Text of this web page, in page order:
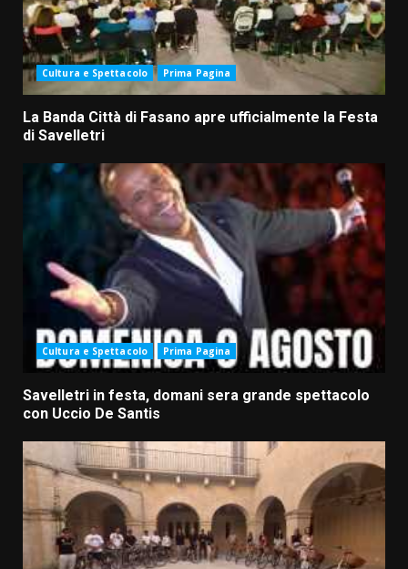
Cultura e Spettacolo Prima Pagina
La Banda Città di Fasano apre ufficialmente la Festa
di Savelletri
Cultura e Spettacolo Prima Pagina
Savelletri in festa, domani sera grande spettacolo
con Uccio De Santis